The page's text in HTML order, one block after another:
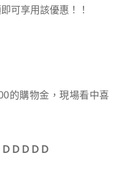
可享用該優惠！！
的購物金，現場看中喜
ＤＤＤＤ